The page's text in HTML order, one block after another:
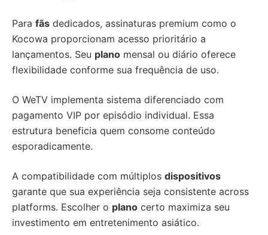
Para fãs dedicados, assinaturas premium como o
Kocowa proporcionam acesso prioritário a
lançamentos. Seu plano mensal ou diário oferece
flexibilidade conforme sua frequência de uso.
O WeTV implementa sistema diferenciado com
pagamento VIP por episódio individual. Essa
estrutura beneficia quem consome conteúdo
esporadicamente.
A compatibilidade com múltiplos dispositivos
garante que sua experiência seja consistente across
platforms. Escolher o plano certo maximiza seu
investimento em entretenimento asiático.